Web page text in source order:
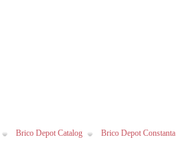
Brico Depot Catalog Brico Depot Constanta